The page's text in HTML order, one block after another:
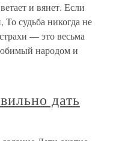
и вянет. Если
То судьба никогда не
— это весьма
народом и
дать